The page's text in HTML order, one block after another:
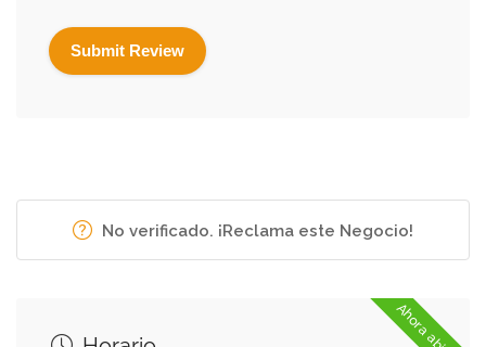
No verificado. ¡Reclama este Negocio!